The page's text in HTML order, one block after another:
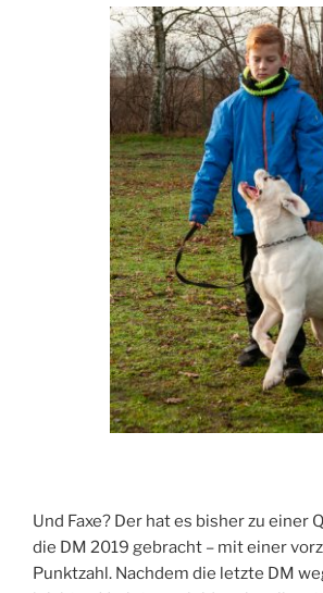
Und Faxe? Der hat es bisher zu einer
die DM 2019 gebracht – mit einer
Punktzahl. Nachdem die letzte DM